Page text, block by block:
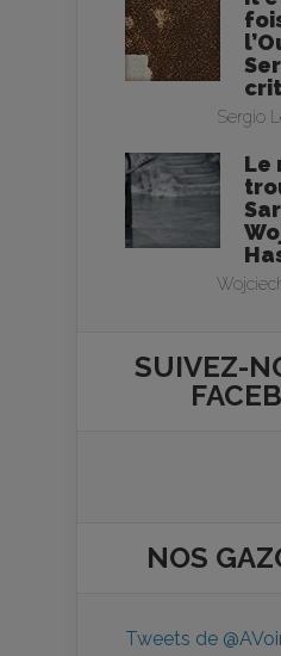
Sergio
Le
SUIVEZ-
NOS
Tweets de